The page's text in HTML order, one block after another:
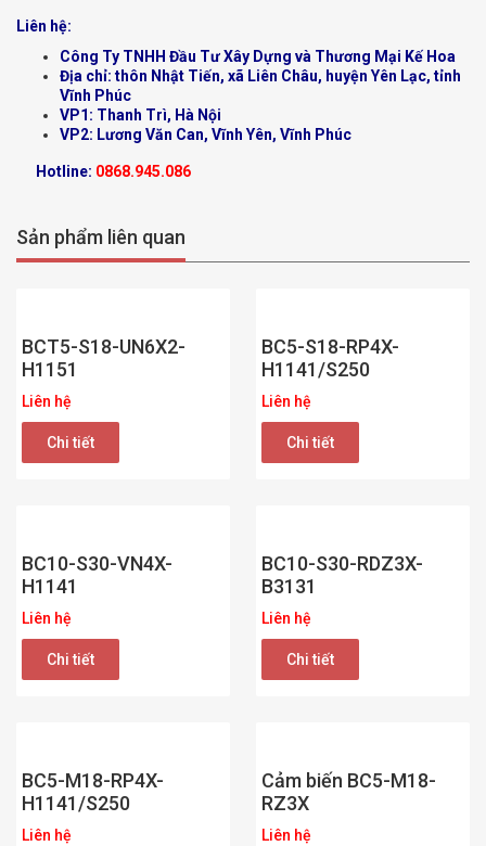
Liên hệ:
Công Ty TNHH Đầu Tư Xây Dựng và Thương Mại Kế Hoa
Địa chỉ: thôn Nhật Tiến, xã Liên Châu, huyện Yên Lạc, tỉnh
Vĩnh Phúc
VP1: Thanh Trì, Hà Nội
VP2: Lương Văn Can, Vĩnh Yên, Vĩnh Phúc
Hotline: 0868.945.086
Sản phẩm liên quan
BCT5-S18-UN6X2-
H1151
Liên hệ
Chi tiết
BC5-S18-RP4X-
H1141/S250
Liên hệ
Chi tiết
BC10-S30-VN4X-
H1141
Liên hệ
Chi tiết
BC10-S30-RDZ3X-
B3131
Liên hệ
Chi tiết
BC5-M18-RP4X-
H1141/S250
Liên hệ
Cảm biến BC5-M18-
RZ3X
Liên hệ